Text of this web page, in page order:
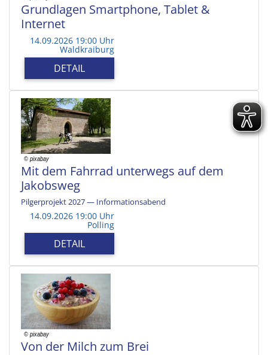
Grundlagen Smartphone, Tablet &
Internet
14.09.2026 19:00 Uhr
Waldkraiburg
DETAIL
Mit dem Fahrrad unterwegs auf dem
Jakobsweg
Pilgerprojekt 2027 — Informationsabend
14.09.2026 19:00 Uhr
Polling
DETAIL
Von der Milch zum Brei